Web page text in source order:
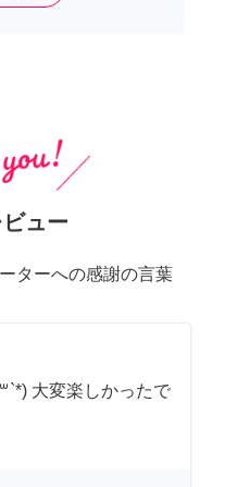
ュー
ターへの感謝の言葉
大変楽しかったで